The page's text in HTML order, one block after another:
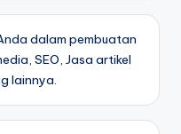
dalam pembuatan
SEO, Jasa artikel
lainnya.